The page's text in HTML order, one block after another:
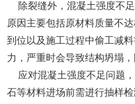
除裂缝外，混凝土强度不
原因主要包括原材料质量不
到位以及施工过程中偷工减
力，严重时会导致结构坍塌，
应对混凝土强度不足问题
石等材料进场前需进行抽样